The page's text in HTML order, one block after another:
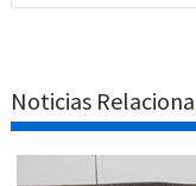
Noticias